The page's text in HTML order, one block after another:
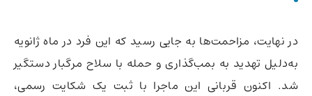
در نهایت، مزاحمت‌ها به جایی رسید که این فرد در ماه ژانویه
به‌دلیل تهدید به بمب‌گذاری و حمله با سلاح مرگبار دستگیر
شد. اکنون قربانی این ماجرا با ثبت یک شکایت رسمی،